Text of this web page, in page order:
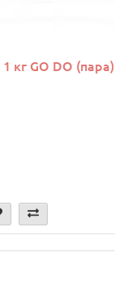
кг GO DO (пара)